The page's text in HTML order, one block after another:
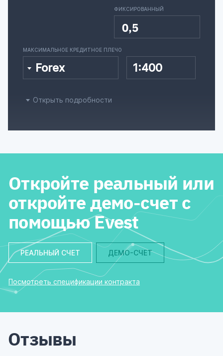
Открыть подробности
ФИКСИРОВАННЫЙ
0,5
МАКСИМАЛЬНОЕ КРЕДИТНОЕ ПЛЕЧО
Forex 1:400
Откройте реальный или
откройте демо-счет с
помощью Evest
РЕАЛЬНЫЙ СЧЕТ ДЕМО-СЧЕТ
Посмотреть спецификации контракта
Отзывы